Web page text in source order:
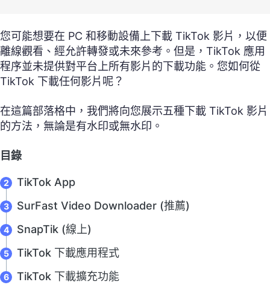
您可能想要在 PC 和移動設備上下載 TikTok 影片，以便
離線觀看、經允許轉發或未來參考。但是，TikTok 應用
程序並未提供對平台上所有影片的下載功能。您如何從
TikTok 下載任何影片呢？
在這篇部落格中，我們將向您展示五種下載 TikTok 影片
的方法，無論是有水印或無水印。
目錄
TikTok App
SurFast Video Downloader (推薦)
SnapTik (線上)
TikTok 下載應用程式
TikTok 下載擴充功能